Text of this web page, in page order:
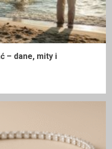
– dane, mity i